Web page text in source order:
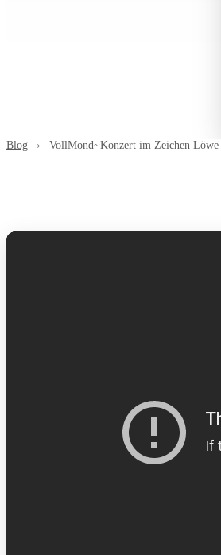
Blog › VollMond~Konzert im Zeichen Löwe